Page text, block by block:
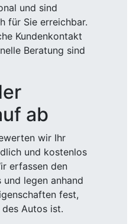
und sind
für Sie erreichbar.
Kundenkontakt
Beratung sind
ab
wir Ihr
und kostenlos
erfassen den
legen anhand
fest,
Autos ist.